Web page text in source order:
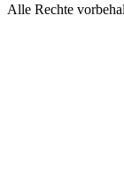
Alle Rechte